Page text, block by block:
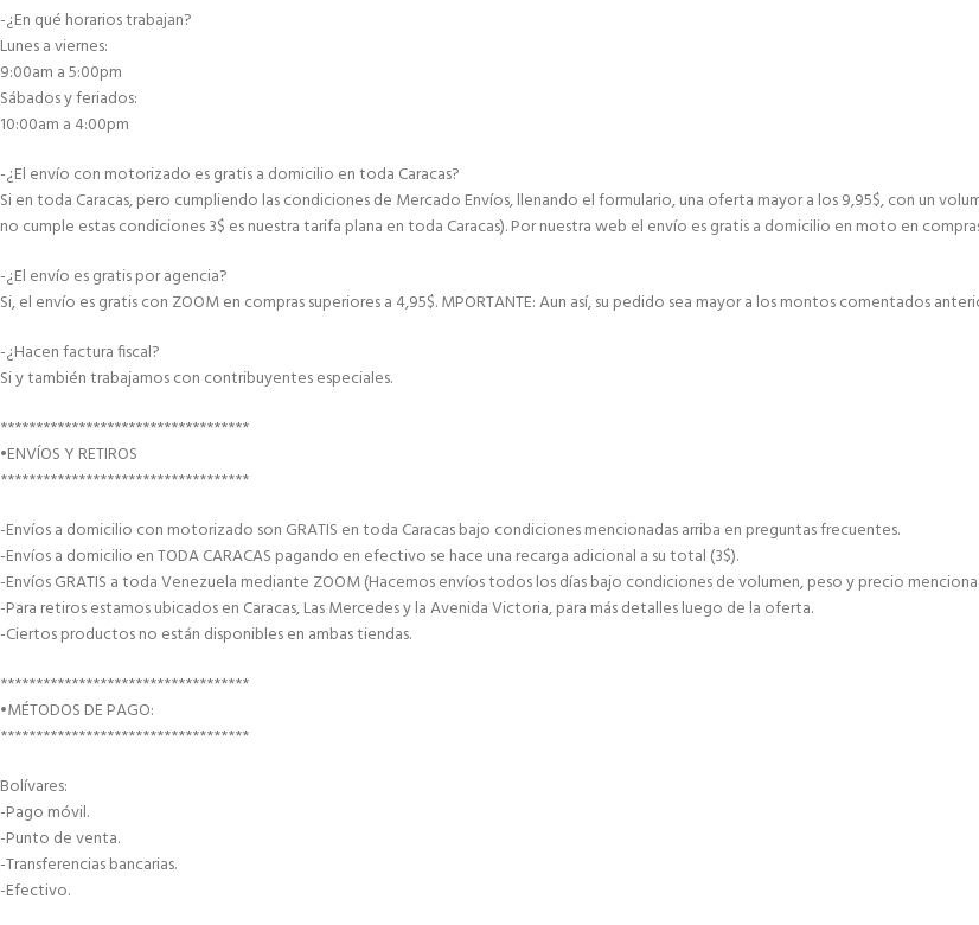
-¿En qué horarios trabajan?
Lunes a viernes:
9:00am a 5:00pm
Sábados y feriados:
10:00am a 4:00pm
-¿El envío con motorizado es gratis a domicilio en toda Caracas?
Si en toda Caracas, pero cumpliendo las condiciones de Mercado Envíos, llenando el formulario, una oferta mayor a los 9,95$, con un
no cumple estas condiciones 3$ es nuestra tarifa plana en toda Caracas). Por nuestra web el envío es gratis a domicilio en moto en
-¿El envío es gratis por agencia?
Si, el envío es gratis con ZOOM en compras superiores a 4,95$. MPORTANTE: Aun así, su pedido sea mayor a los montos comentados
-¿Hacen factura fiscal?
Si y también trabajamos con contribuyentes especiales.
***********************************
•ENVÍOS Y RETIROS
***********************************
-Envíos a domicilio con motorizado son GRATIS en toda Caracas bajo condiciones mencionadas arriba en preguntas frecuentes.
-Envíos a domicilio en TODA CARACAS pagando en efectivo se hace una recarga adicional a su total (3$).
-Envíos GRATIS a toda Venezuela mediante ZOOM (Hacemos envíos todos los días bajo condiciones de volumen, peso y precio
-Para retiros estamos ubicados en Caracas, Las Mercedes y la Avenida Victoria, para más detalles luego de la oferta.
-Ciertos productos no están disponibles en ambas tiendas.
***********************************
•MÉTODOS DE PAGO:
***********************************
Bolívares:
-Pago móvil.
-Punto de venta.
-Transferencias bancarias.
-Efectivo.